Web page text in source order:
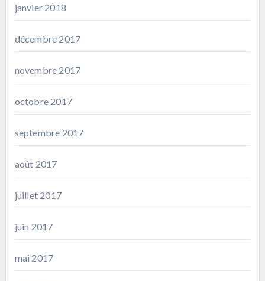
janvier 2018
décembre 2017
novembre 2017
octobre 2017
septembre 2017
août 2017
juillet 2017
juin 2017
mai 2017